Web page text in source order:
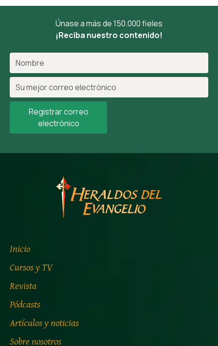
Únase a más de 150.000 fieles
¡Reciba nuestro contenido!
Registrar correo
electrónico
Inicio
Cursos y TV
Revista
Pódcasts
Artículos y noticias
Sobre nosotros